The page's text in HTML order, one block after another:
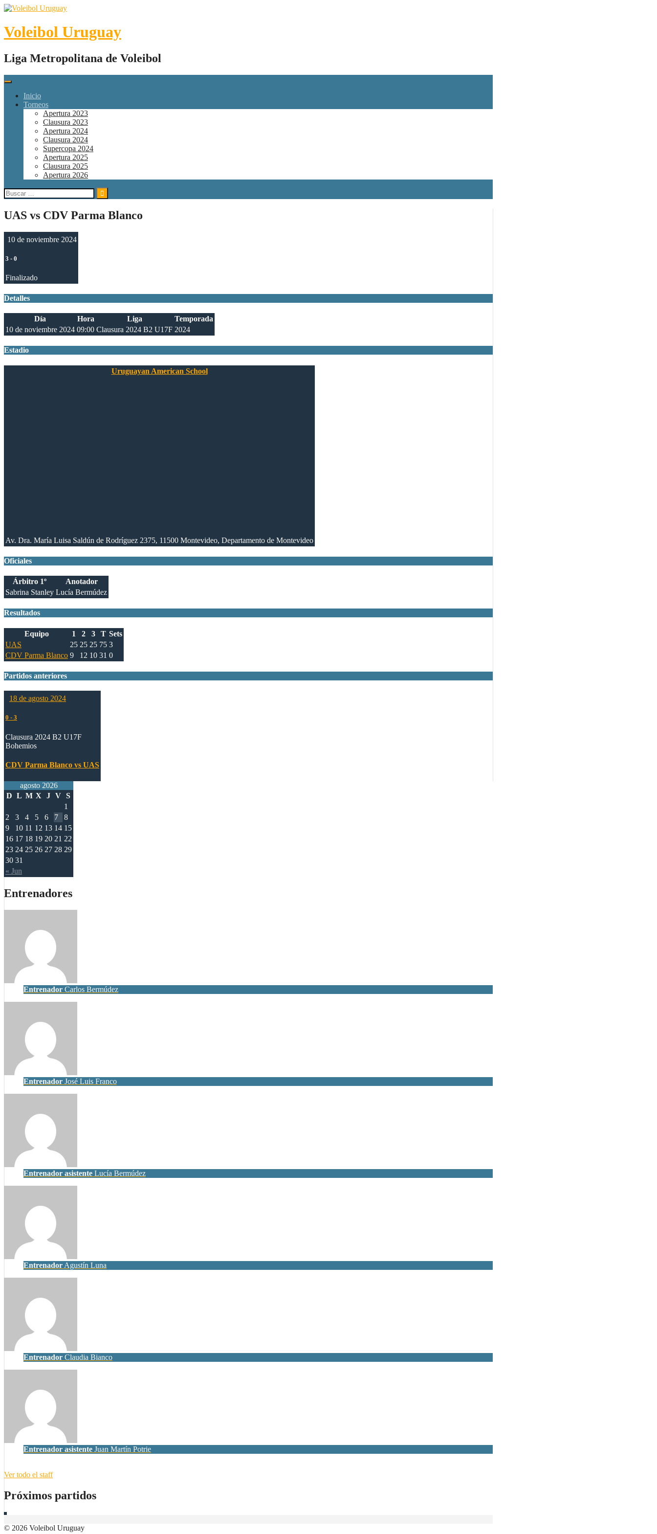
Skip
content
Voleibol Uruguay
Liga Metropolitana de Voleibol
Inicio
Torneos
Apertura 2023
Clausura 2023
Apertura 2024
Clausura 2024
Supercopa 2024
Apertura 2025
Clausura 2025
Apertura 2026
Buscar:
UAS vs CDV Parma Blanco
10 de noviembre 2024
3 - 0
Finalizado
Detalles
Día Hora Liga
Temporada
10 de noviembre 2024 09:00 Clausura 2024 B2 U17F 2024
Estadio
Uruguayan American School
Av. Dra. María Luisa Saldún de Rodríguez 2375, 11500 Montevideo, Departamento de Montevideo
Oficiales
Árbitro 1º
Anotador
Sabrina Stanley Lucía Bermúdez
Resultados
Equipo 1 2 3 T Sets
UAS
25 25 25 75 3
CDV Parma Blanco 9 12 10 31 0
Partidos anteriores
18 de agosto 2024
0 - 3
Clausura 2024 B2 U17F
Bohemios
CDV Parma Blanco vs UAS
agosto 2026
D L M X J V S
« Jun
1
2
3 4 5 6 7
8
9
10 11 12 13 14 15
16 17 18 19 20 21 22
23 24 25 26 27 28 29
30 31
Entrenadores
Entrenador Carlos Bermúdez
Entrenador José Luis Franco
Entrenador asistente Lucía Bermúdez
Entrenador Agustín Luna
Entrenador Claudia Bianco
Entrenador asistente Juan Martín Potrie
Ver todo el staff
Próximos partidos
© 2026 Voleibol Uruguay